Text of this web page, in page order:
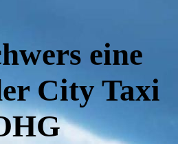
eine
City Taxi